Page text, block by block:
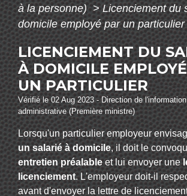
à la personne)> Licenciement du
domicile employé par un particulier
LICENCIEMENT DU
À DOMICILE
UN PARTICULIER
Vérifié le 02 Aug 2023 - Direction de
administrative (Première ministre)
Lorsqu'un particulier employeur
un salarié à domicile, il doit le
entretien préalable et lui envoyer une
licenciement. L'employeur doit-il
avant d'envoyer la lettre de